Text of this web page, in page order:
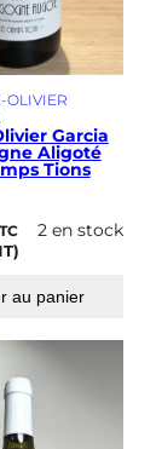
OLIVIER
Garcia
Aligoté
Tions
2 en stock
au panier